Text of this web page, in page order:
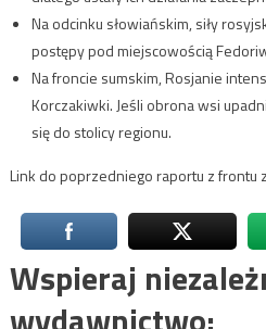
Na odcinku słowiańskim, siły
postępy pod miejscowością
Na froncie sumskim, Rosjanie
Korczakiwki. Jeśli obrona wsi
się do stolicy regionu.
Link do poprzedniego raportu z frontu
Wspieraj